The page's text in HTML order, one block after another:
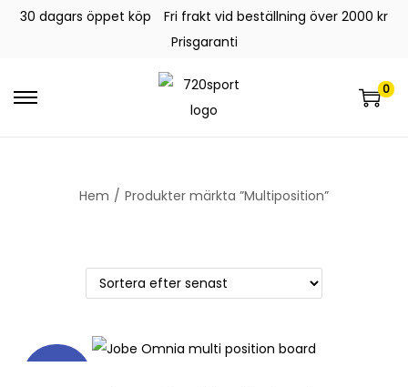
30 dagars öppet köp
Fri frakt vid beställning över 2000 kr
Prisgaranti
0
Hem / Produkter märkta ”Multiposition”